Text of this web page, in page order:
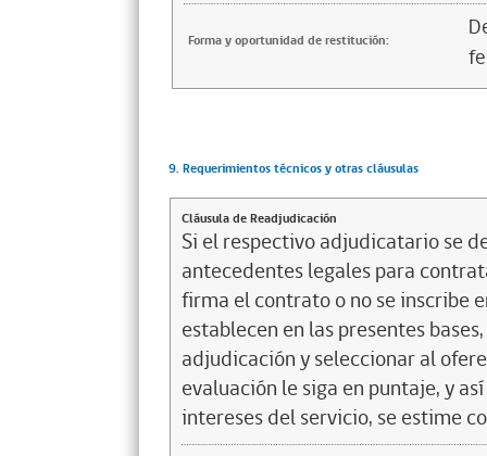
Forma y oportunidad de restitución:
9. Requerimientos técnicos y otras cláusulas
Cláusula de Readjudicación
Si el respectivo adjudicatario se
antecedentes legales para
firma el contrato o no se inscribe
establecen en las presentes
adjudicación y seleccionar al
evaluación le siga en puntaje, y
intereses del servicio, se estime